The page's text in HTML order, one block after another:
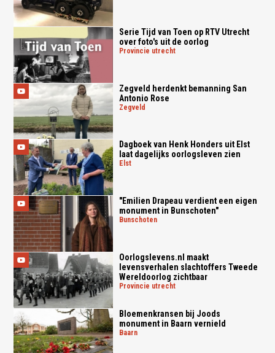
Serie Tijd van Toen op RTV Utrecht
over foto's uit de oorlog
provincie utrecht
Zegveld herdenkt bemanning San
Antonio Rose
zegveld
Dagboek van Henk Honders uit Elst
laat dagelijks oorlogsleven zien
elst
"Emilien Drapeau verdient een eigen
monument in Bunschoten"
bunschoten
Oorlogslevens.nl maakt
levensverhalen slachtoffers Tweede
Wereldoorlog zichtbaar
provincie utrecht
Bloemenkransen bij Joods
monument in Baarn vernield
baarn